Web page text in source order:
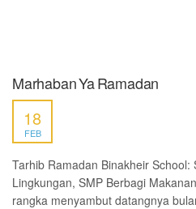
Marhaban Ya Ramadan
18
FEB
Tarhib Ramadan Binakheir School:
Lingkungan, SMP Berbagi
rangka menyambut datangnya